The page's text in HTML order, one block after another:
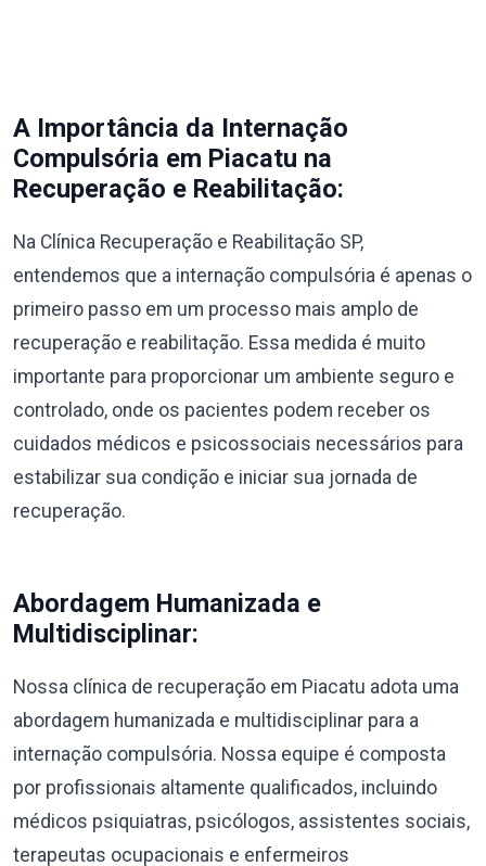
A Importância da Internação
Compulsória em Piacatu na
Recuperação e Reabilitação:
Na Clínica Recuperação e Reabilitação SP,
entendemos que a internação compulsória é apenas o
primeiro passo em um processo mais amplo de
recuperação e reabilitação. Essa medida é muito
importante para proporcionar um ambiente seguro e
controlado, onde os pacientes podem receber os
cuidados médicos e psicossociais necessários para
estabilizar sua condição e iniciar sua jornada de
recuperação.
Abordagem Humanizada e
Multidisciplinar:
Nossa clínica de recuperação em Piacatu adota uma
abordagem humanizada e multidisciplinar para a
internação compulsória. Nossa equipe é composta
por profissionais altamente qualificados, incluindo
médicos psiquiatras, psicólogos, assistentes sociais,
terapeutas ocupacionais e enfermeiros